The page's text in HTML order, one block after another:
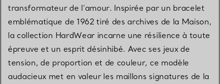
transformateur de l’amour. Inspirée par un bracelet
emblématique de 1962 tiré des archives de la Maison,
la collection HardWear incarne une résilience à toute
épreuve et un esprit désinhibé. Avec ses jeux de
tension, de proportion et de couleur, ce modèle
audacieux met en valeur les maillons signatures de la